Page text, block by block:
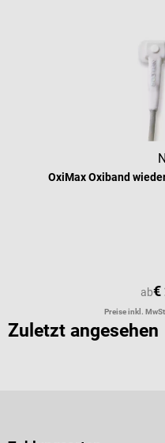
OxiMax Oxiband
ab€
Preise inkl.
Zuletzt angesehen